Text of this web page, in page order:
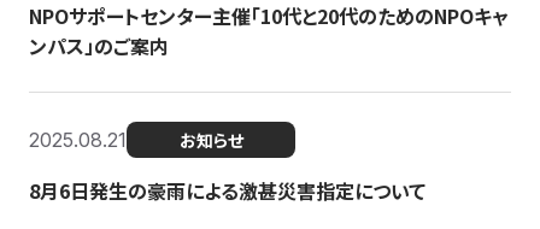
NPOサポートセンター主催「10代と20代のためのNPOキャ
ンパス」のご案内
2025.08.21 お知らせ
8月6日発生の豪雨による激甚災害指定について